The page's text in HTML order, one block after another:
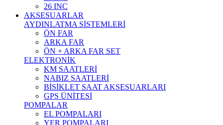
26 INC
AKSESUARLAR
AYDINLATMA SİSTEMLERİ
ÖN FAR
ARKA FAR
ÖN + ARKA FAR SET
ELEKTRONİK
KM SAATLERİ
NABIZ SAATLERİ
BİSİKLET SAAT AKSESUARLARI
GPS ÜNİTESİ
POMPALAR
EL POMPALARI
YER POMPALARI